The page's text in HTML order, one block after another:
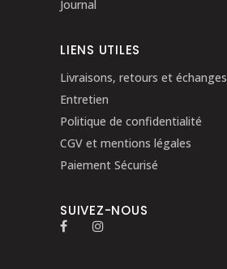
Journal
LIENS UTILES
Livraisons, retours et échanges
Entretien
Politique de confidentialité
CGV et mentions légales
Paiement Sécurisé
SUIVEZ-NOUS